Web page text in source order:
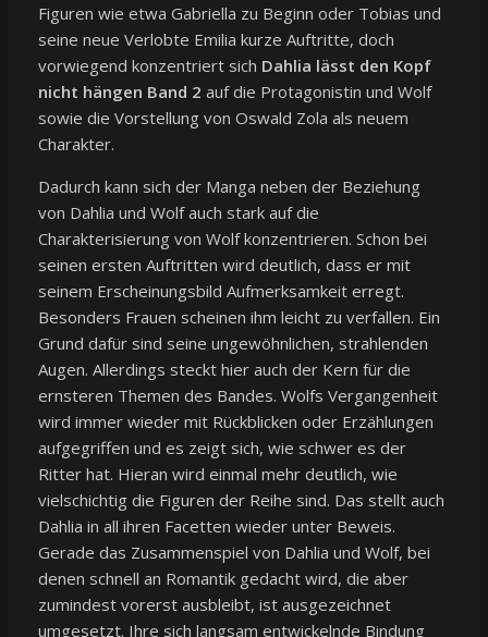
Figuren wie etwa Gabriella zu Beginn oder Tobias und
seine neue Verlobte Emilia kurze Auftritte, doch
vorwiegend konzentriert sich Dahlia lässt den Kopf
nicht hängen Band 2 auf die Protagonistin und Wolf
sowie die Vorstellung von Oswald Zola als neuem
Charakter.
Dadurch kann sich der Manga neben der Beziehung
von Dahlia und Wolf auch stark auf die
Charakterisierung von Wolf konzentrieren. Schon bei
seinen ersten Auftritten wird deutlich, dass er mit
seinem Erscheinungsbild Aufmerksamkeit erregt.
Besonders Frauen scheinen ihm leicht zu verfallen. Ein
Grund dafür sind seine ungewöhnlichen, strahlenden
Augen. Allerdings steckt hier auch der Kern für die
ernsteren Themen des Bandes. Wolfs Vergangenheit
wird immer wieder mit Rückblicken oder Erzählungen
aufgegriffen und es zeigt sich, wie schwer es der
Ritter hat. Hieran wird einmal mehr deutlich, wie
vielschichtig die Figuren der Reihe sind. Das stellt auch
Dahlia in all ihren Facetten wieder unter Beweis.
Gerade das Zusammenspiel von Dahlia und Wolf, bei
denen schnell an Romantik gedacht wird, die aber
zumindest vorerst ausbleibt, ist ausgezeichnet
umgesetzt. Ihre sich langsam entwickelnde Bindung